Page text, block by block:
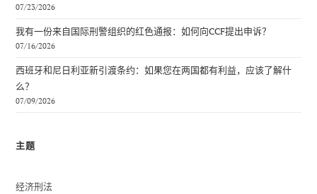
07/23/2026
我有一份来自国际刑警组织的红色通报：如何向CCF提出申诉？
07/16/2026
西班牙和尼日利亚新引渡条约：如果您在两国都有利益，应该了解什
么？
07/09/2026
主题
经济刑法